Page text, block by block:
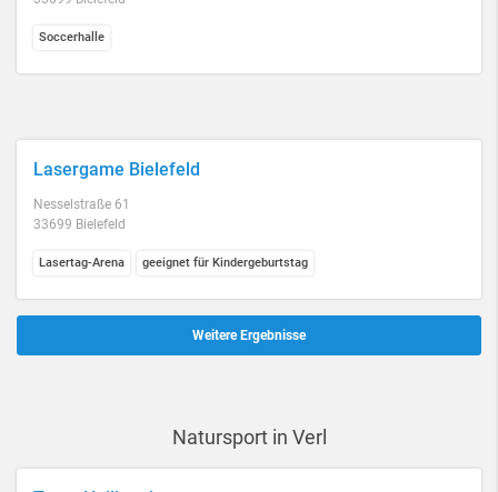
Soccerhalle
Lasergame Bielefeld
Nesselstraße 61
33699 Bielefeld
Lasertag-Arena geeignet für Kindergeburtstag
Weitere Ergebnisse
Natursport in Verl